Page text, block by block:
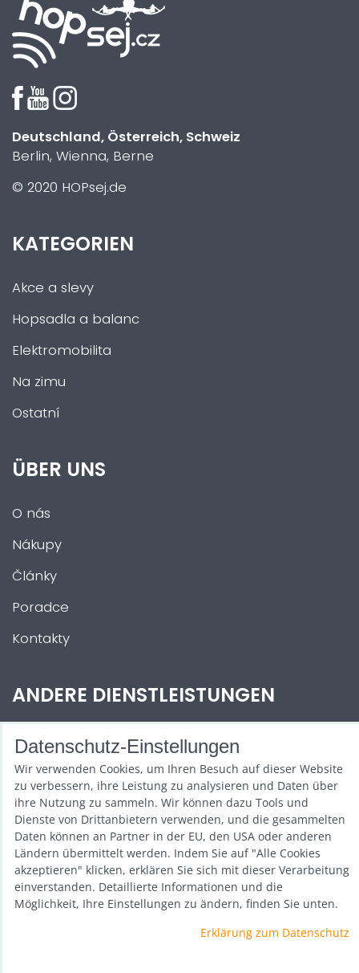
Deutschland, Österreich, Schweiz
Berlin, Wienna, Berne
© 2020 HOPsej.de
KATEGORIEN
Akce a slevy
Hopsadla a balanc
Elektromobilita
Na zimu
Ostatní
ÜBER UNS
O nás
Nákupy
Články
Poradce
Kontakty
ANDERE DIENSTLEISTUNGEN
Zábava na Vaši akci
Půjčovna
Promotéři
Kurzy a setkání
Velkoobchod
Nabídka práce
Datenschutz-Einstellungen
Wir verwenden Cookies, um Ihren Besuch auf dieser Website
zu verbessern, ihre Leistung zu analysieren und Daten über
ihre Nutzung zu sammeln. Wir können dazu Tools und
Dienste von Drittanbietern verwenden, und die gesammelten
Daten können an Partner in der EU, den USA oder anderen
Ländern übermittelt werden. Indem Sie auf "Alle Cookies
akzeptieren" klicken, erklären Sie sich mit dieser Verarbeitung
einverstanden. Detaillierte Informationen und die
Möglichkeit, Ihre Einstellungen zu ändern, finden Sie unten.
Erklärung zum Datenschutz